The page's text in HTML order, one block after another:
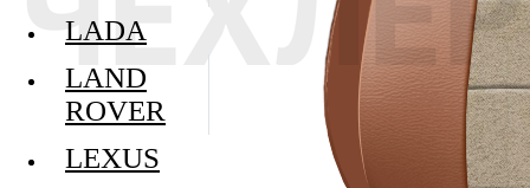
LADA
LAND
ROVER
LEXUS